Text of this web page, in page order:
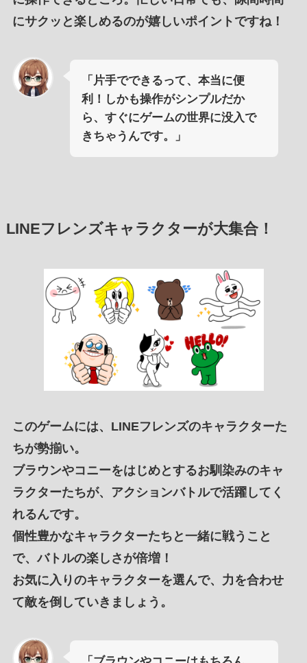
にサクッと楽しめるのが嬉しいポイント ですね！
「片手でできるって、本当に便
利！しかも操作がシンプルだか
ら、すぐにゲームの世界に没入で
きちゃうんです。」
LINEフレンズキャラクターが大集合！
このゲームには、 LINEフレンズのキャラクターた
ちが勢揃い。
ブラウンやコニーをはじめとするお馴染みのキャ
ラクターたちが、 アクションバトルで活躍してく
れるんです。
個性豊かなキャラクターたち と一緒に戦う こと
で、バトルの楽しさが倍増！
お気に入りのキャラクターを選んで、 力を合わせ
て敵を倒していきましょう。